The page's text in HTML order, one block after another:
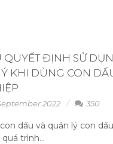
QUYẾT ĐỊNH SỬ
KHI DÙNG CON
2022 350
dấu và quản lý con
trình...